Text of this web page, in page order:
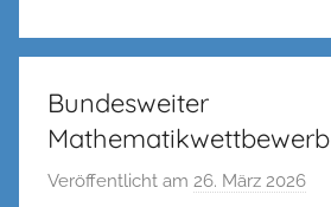
Bundesweiter
Mathematikwettbewerb
Veröffentlicht am 26. März 2026